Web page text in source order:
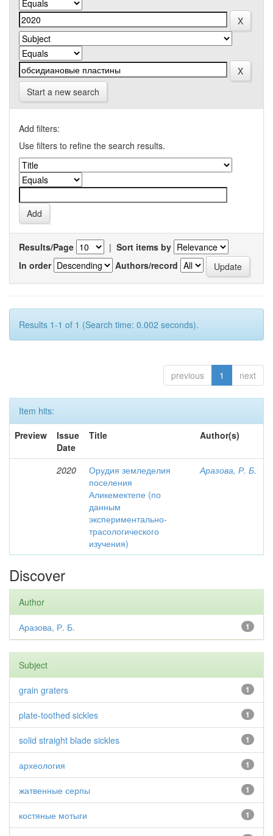
Start a new search
Add filters:
Use filters to refine the search results.
Results/Page | Sort items by
In order
Authors/record
Results 1-1 of 1 (Search time: 0.002 seconds).
previous 1 next
Item hits:
Preview
Issue
Date
Title Author(s)
2020
Орудия земледелия
поселения
Аликемектепе (по
данным
экспериментально-
трасологического
изучения)
Аразова, Р. Б.
Discover
Author
1
Аразова, Р. Б.
Subject
1
grain graters
1
plate-toothed sickles
1
solid straight blade sickles
1
археология
1
жатвенные серпы
1
костяные мотыги